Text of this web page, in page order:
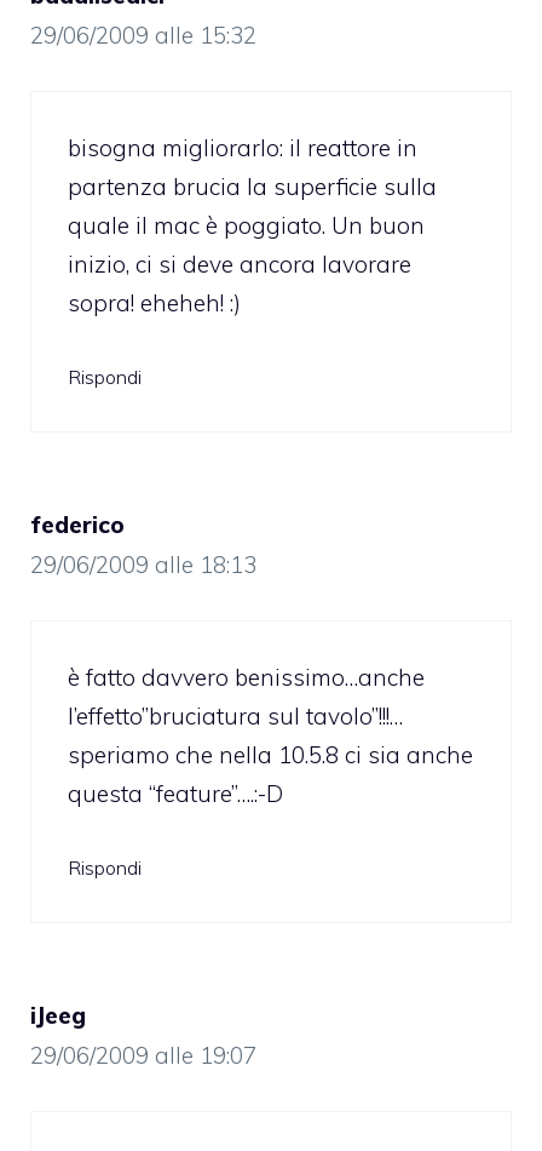
29/06/2009 alle 15:32
bisogna migliorarlo: il reattore in
partenza brucia la superficie sulla
quale il mac è poggiato. Un buon
inizio, ci si deve ancora lavorare
sopra! eheheh! :)
Rispondi
federico
29/06/2009 alle 18:13
è fatto davvero benissimo…anche
l’effetto”bruciatura sul tavolo”!!!…
speriamo che nella 10.5.8 ci sia anche
questa “feature”….:-D
Rispondi
iJeeg
29/06/2009 alle 19:07